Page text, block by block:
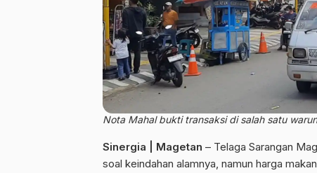
Nota Mahal bukti transaksi di salah satu
Sinergia | Magetan – Telaga Sarangan
soal keindahan alamnya, namun harga